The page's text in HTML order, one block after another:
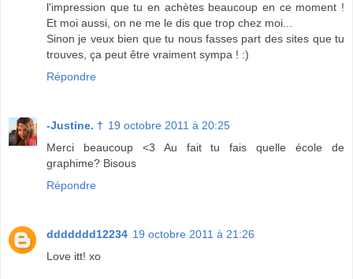
l'impression que tu en achètes beaucoup en ce moment !
Et moi aussi, on ne me le dis que trop chez moi...
Sinon je veux bien que tu nous fasses part des sites que tu
trouves, ça peut être vraiment sympa ! :)
Répondre
-Justine. † 19 octobre 2011 à 20:25
Merci beaucoup <3 Au fait tu fais quelle école de
graphime? Bisous
Répondre
ddddddd12234 19 octobre 2011 à 21:26
Love itt! xo